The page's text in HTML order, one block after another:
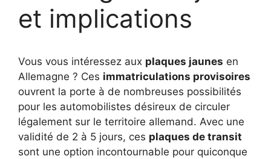
et implications
Vous vous intéressez aux plaques jaunes en
Allemagne ? Ces immatriculations provisoires
ouvrent la porte à de nombreuses possibilités
pour les automobilistes désireux de circuler
légalement sur le territoire allemand. Avec une
validité de 2 à 5 jours, ces plaques de transit
sont une option incontournable pour quiconque